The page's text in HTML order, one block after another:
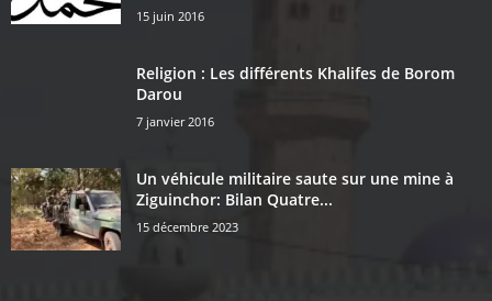
15 juin 2016
Religion : Les différents Khalifes de Borom
Darou
7 janvier 2016
Un véhicule militaire saute sur une mine à
Ziguinchor: Bilan Quatre...
15 décembre 2023